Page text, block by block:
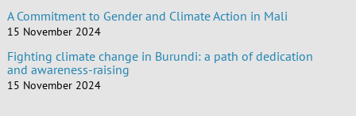
A Commitment to Gender and Climate Action in Mali
15 November 2024
Fighting climate change in Burundi: a path of dedication
and awareness-raising
15 November 2024